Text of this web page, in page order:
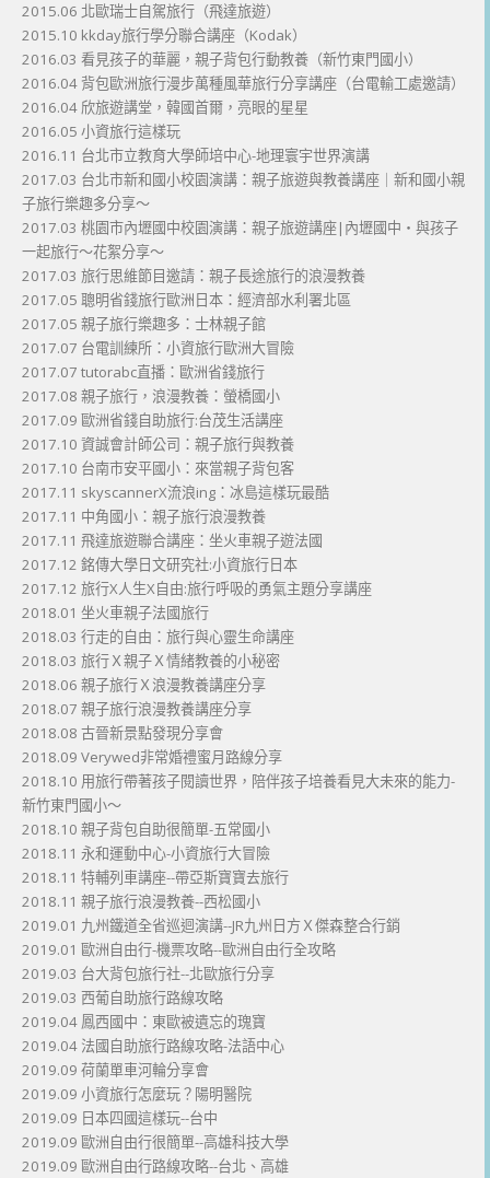
2015.06 北歐瑞士自駕旅行（飛達旅遊）
2015.10 kkday旅行學分聯合講座（Kodak）
2016.03 看見孩子的華麗，親子背包行動教養（新竹東門國小）
2016.04 背包歐洲旅行漫步萬種風華旅行分享講座（台電輸工處邀請）
2016.04 欣旅遊講堂，韓國首爾，亮眼的星星
2016.05 小資旅行這樣玩
2016.11 台北市立教育大學師培中心-地理寰宇世界演講
2017.03 台北市新和國小校園演講：親子旅遊與教養講座｜新和國小親
子旅行樂趣多分享～
2017.03 桃園市內壢國中校園演講：親子旅遊講座|內壢國中・與孩子
一起旅行～花絮分享～
2017.03 旅行思維節目邀請：親子長途旅行的浪漫教養
2017.05 聰明省錢旅行歐洲日本：經濟部水利署北區
2017.05 親子旅行樂趣多：士林親子館
2017.07 台電訓練所：小資旅行歐洲大冒險
2017.07 tutorabc直播：歐洲省錢旅行
2017.08 親子旅行，浪漫教養：螢橋國小
2017.09 歐洲省錢自助旅行:台茂生活講座
2017.10 資誠會計師公司：親子旅行與教養
2017.10 台南市安平國小：來當親子背包客
2017.11 skyscannerX流浪ing：冰島這樣玩最酷
2017.11 中角國小：親子旅行浪漫教養
2017.11 飛達旅遊聯合講座：坐火車親子遊法國
2017.12 銘傳大學日文研究社:小資旅行日本
2017.12 旅行X人生X自由:旅行呼吸的勇氣主題分享講座
2018.01 坐火車親子法國旅行
2018.03 行走的自由：旅行與心靈生命講座
2018.03 旅行Ｘ親子Ｘ情緒教養的小秘密
2018.06 親子旅行Ｘ浪漫教養講座分享
2018.07 親子旅行浪漫教養講座分享
2018.08 古晉新景點發現分享會
2018.09 Verywed非常婚禮蜜月路線分享
2018.10 用旅行帶著孩子閱讀世界，陪伴孩子培養看見大未來的能力-
新竹東門國小～
2018.10 親子背包自助很簡單-五常國小
2018.11 永和運動中心-小資旅行大冒險
2018.11 特輔列車講座--帶亞斯寶寶去旅行
2018.11 親子旅行浪漫教養--西松國小
2019.01 九州鐵道全省巡迴演講--JR九州日方Ｘ傑森整合行銷
2019.01 歐洲自由行-機票攻略--歐洲自由行全攻略
2019.03 台大背包旅行社--北歐旅行分享
2019.03 西葡自助旅行路線攻略
2019.04 鳳西國中：東歐被遺忘的瑰寶
2019.04 法國自助旅行路線攻略-法語中心
2019.09 荷蘭單車河輪分享會
2019.09 小資旅行怎麼玩？陽明醫院
2019.09 日本四國這樣玩--台中
2019.09 歐洲自由行很簡單--高雄科技大學
2019.09 歐洲自由行路線攻略--台北、高雄